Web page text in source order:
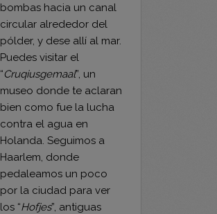
pólder, y dese allí al mar.
Puedes visitar el
“Cruqiusgemaal”, un
museo donde te aclaran
bien como fue la lucha
contra el agua en
Holanda. Seguimos a
Haarlem, donde
pedaleamos un poco
por la ciudad para ver
los “Hofjes”, antiguas
casitas alrededor de un
jardín central. Estos eran